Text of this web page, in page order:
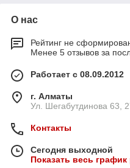
О нас
Рейтинг не
Менее 5 отзывов за
Работает с 08.09.2012
г. Алматы
Ул. Шегабутдинова 63,
Контакты
Сегодня выходной
Показать весь